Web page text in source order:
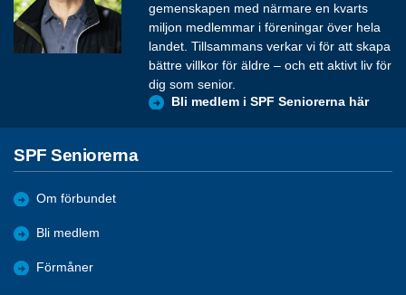
gemenskapen med närmare en kvarts
miljon medlemmar i föreningar över hela
landet. Tillsammans verkar vi för att skapa
bättre villkor för äldre – och ett aktivt liv för
dig som senior.
Bli medlem i SPF Seniorerna här
SPF Seniorerna
Om förbundet
Bli medlem
Förmåner